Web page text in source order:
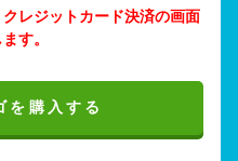
レジットカード決済の画面
す。
を購入する